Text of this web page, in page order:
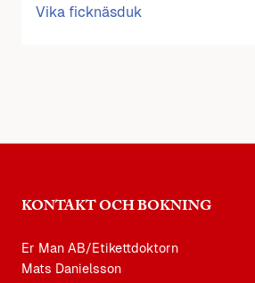
Vika ficknäsduk
KONTAKT OCH BOKNING
Er Man AB/Etikettdoktorn
Mats Danielsson